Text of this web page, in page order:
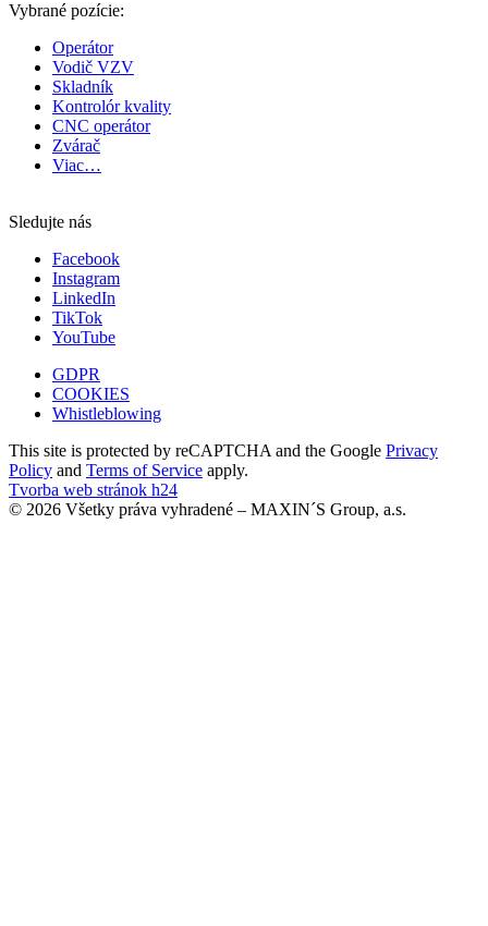
Vybrané pozície:
Operátor
Vodič VZV
Skladník
Kontrolór kvality
CNC operátor
Zvárač
Viac…
Sledujte nás
Facebook
Instagram
LinkedIn
TikTok
YouTube
GDPR
COOKIES
Whistleblowing
This site is protected by reCAPTCHA and the Google Privacy
Policy and Terms of Service apply.
Tvorba web stránok h24
© 2026 Všetky práva vyhradené – MAXIN´S Group, a.s.